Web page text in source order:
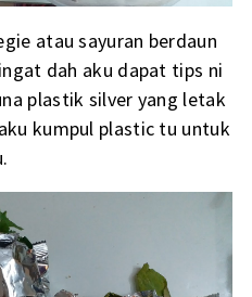
atau sayuran berdaun
dah aku dapat tips ni
plastik silver yang letak
kumpul plastic tu untuk